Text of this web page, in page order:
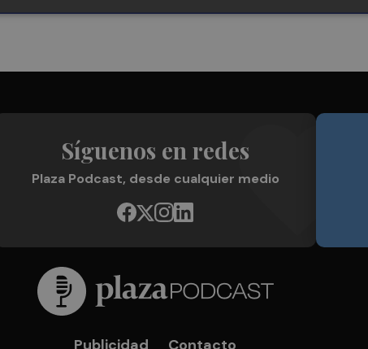
Síguenos en redes
Plaza Podcast, desde cualquier medio
Publicidad Contacto